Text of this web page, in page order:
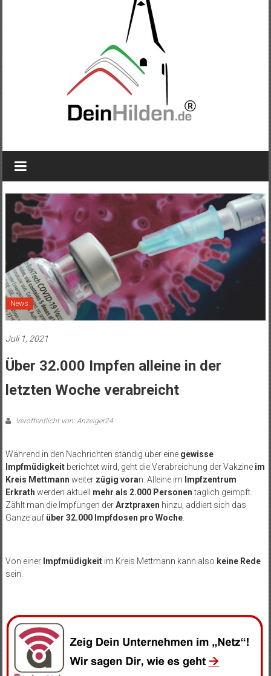
News
Juli 1, 2021
Über 32.000 Impfen alleine in der
letzten Woche verabreicht
Veröffentlicht von: Anzeiger24
Während in den Nachrichten ständig über eine gewisse
Impfmüdigkeitberichtet wird, geht die Verabreichung der Vakzine im
Kreis Mettmann weiterzügig voran. Alleine im Impfzentrum
Erkrath werden aktuell mehr als 2.000 Personentäglich geimpft.
Zählt man die Impfungen derArztpraxen hinzu, addiert sich das
Ganze auf über 32.000 Impfdosen pro Woche.
Von einer Impfmüdigkeitim Kreis Mettmann kann also keine Rede
sein.